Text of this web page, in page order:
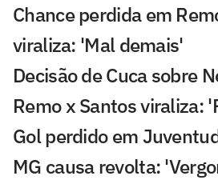
Chance perdida em
viraliza: 'Mal demais'
Decisão de Cuca sobre
Remo x Santos viraliza:
Gol perdido em
MG causa revolta: